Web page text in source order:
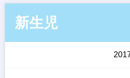
新生児